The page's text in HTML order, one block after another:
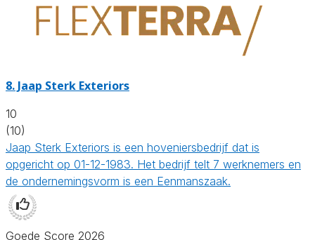
8. Jaap Sterk Exteriors
10
(10)
Jaap Sterk Exteriors is een hoveniersbedrijf dat is
opgericht op 01-12-1983. Het bedrijf telt 7 werknemers en
de ondernemingsvorm is een Eenmanszaak.
Goede Score 2026